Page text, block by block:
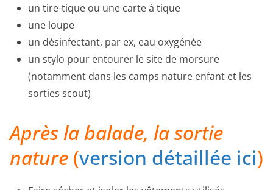
un tire-tique ou une carte à tique
une loupe
un désinfectant, par ex, eau oxygénée
un stylo pour entourer le site de morsure
(notamment dans les camps nature enfant et les
sorties scout)
Après la balade, la sortie
nature (version détaillée ici)